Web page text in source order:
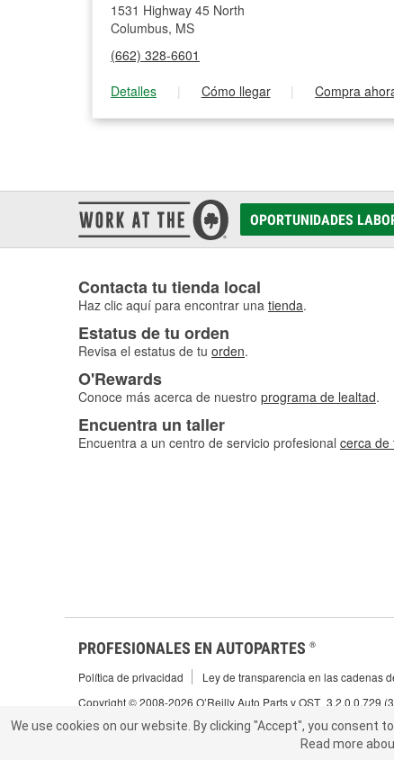
1531 Highway 45 North
Columbus, MS
(662) 328-6601
Detalles
| Cómo llegar | Compra
We use cookies on our website. By clicking "Accept", you
OPORTUNIDADES
Contacta tu tienda local
Haz clic aquí para encontrar una tienda.
Estatus de tu orden
Revisa el estatus de tu orden.
O'Rewards
Conoce más acerca de nuestro programa de lealtad.
Encuentra un taller
Encuentra a un centro de servicio profesional cerca de
PROFESIONALES EN AUTOPARTES ®
Política de privacidad
Ley de transparencia en las cadenas
Copyright © 2008-2026 O’Reilly Auto Parts v OST_3.2.0.0.729
We use cookies on our website. By clicking "Accept", you consent
Read more